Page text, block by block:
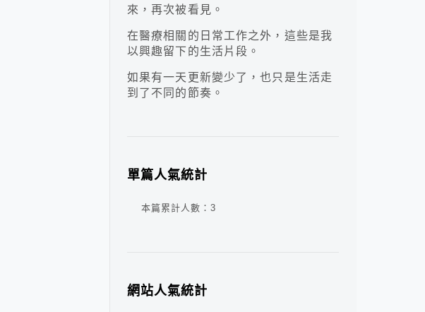
來，再次被看見。
在醫療相關的日常工作之外，這些是我
以興趣留下的生活片段。
如果有一天更新變少了，也只是生活走
到了不同的節奏。
單篇人氣統計
本篇累計人數： 3
網站人氣統計